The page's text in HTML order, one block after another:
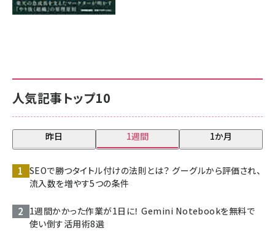
人気記事トップ10
昨日 1週間 1か月
SEOで勝つタイトル付けの法則とは？ グーグルから評価され、
流入数を増やす5つの条件
1週間かかった作業が1日に！ Gemini Notebookを無料で
使い倒す活用術8選